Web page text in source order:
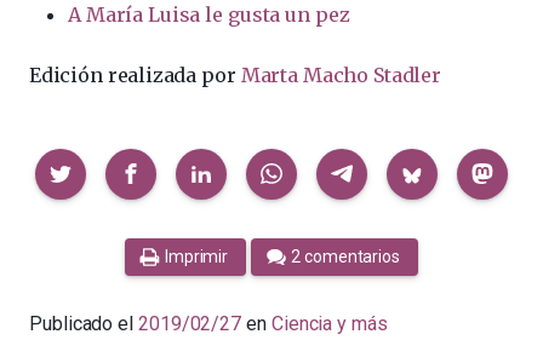
A María Luisa le gusta un pez
Edición realizada por Marta Macho Stadler
Compartir
Imprimir 2 comentarios
Publicado el 2019/02/27 en Ciencia y más